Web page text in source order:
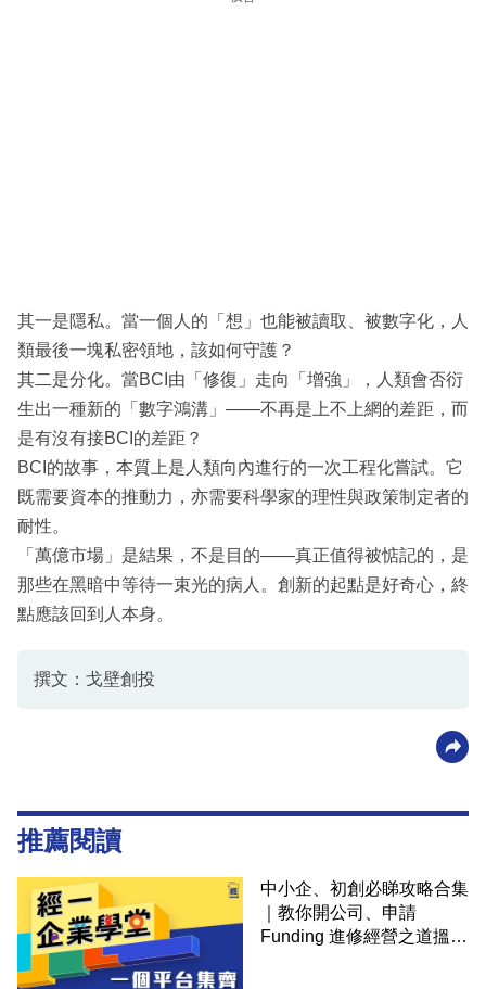
其一是隱私。當一個人的「想」也能被讀取、被數字化，人
類最後一塊私密領地，該如何守護？
其二是分化。當BCI由「修復」走向「增強」，人類會否衍
生出一種新的「數字鴻溝」——不再是上不上網的差距，而
是有沒有接BCI的差距？
BCI的故事，本質上是人類向內進行的一次工程化嘗試。它
既需要資本的推動力，亦需要科學家的理性與政策制定者的
耐性。
「萬億市場」是結果，不是目的——真正值得被惦記的，是
那些在黑暗中等待一束光的病人。創新的起點是好奇心，終
點應該回到人本身。
撰文：戈壁創投
推薦閱讀
中小企、初創必睇攻略合集
｜教你開公司、申請
Funding 進修經營之道搵大